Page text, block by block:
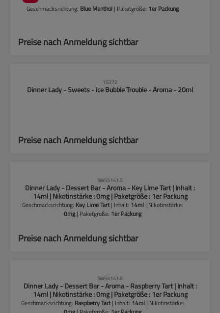
Geschmacksrichtung: Blue Menthol | Paketgröße: 1er Packung
Preise nach Anmeldung sichtbar
19372
Dinner Lady - Sweets - Ice Bubble Trouble - Aroma - 20ml
Preise nach Anmeldung sichtbar
SW55141.5
Dinner Lady - Dessert Bar - Aroma - Key Lime Tart | Inhalt :
14ml | Nikotinstärke : 0mg | Paketgröße : 1er Packung
Geschmacksrichtung: Key Lime Tart| Inhalt: 14ml | Nikotinstärke:
0mg| Paketgröße: 1er Packung
Preise nach Anmeldung sichtbar
SW55141.8
Dinner Lady - Dessert Bar - Aroma - Raspberry Tart | Inhalt :
14ml | Nikotinstärke : 0mg | Paketgröße : 1er Packung
Geschmacksrichtung: Raspberry Tart| Inhalt: 14ml | Nikotinstärke: